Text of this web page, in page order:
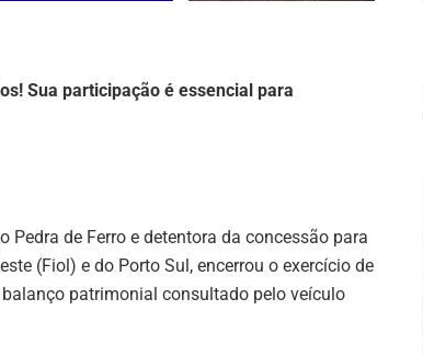
Sua participação é essencial para
de Ferro e detentora da concessão para
(Fiol) e do Porto Sul, encerrou o exercício de
patrimonial consultado pelo veículo